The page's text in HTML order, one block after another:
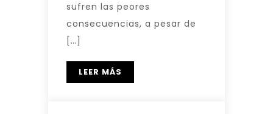
sufren las peores
consecuencias, a pesar de
[…]
LEER MÁS